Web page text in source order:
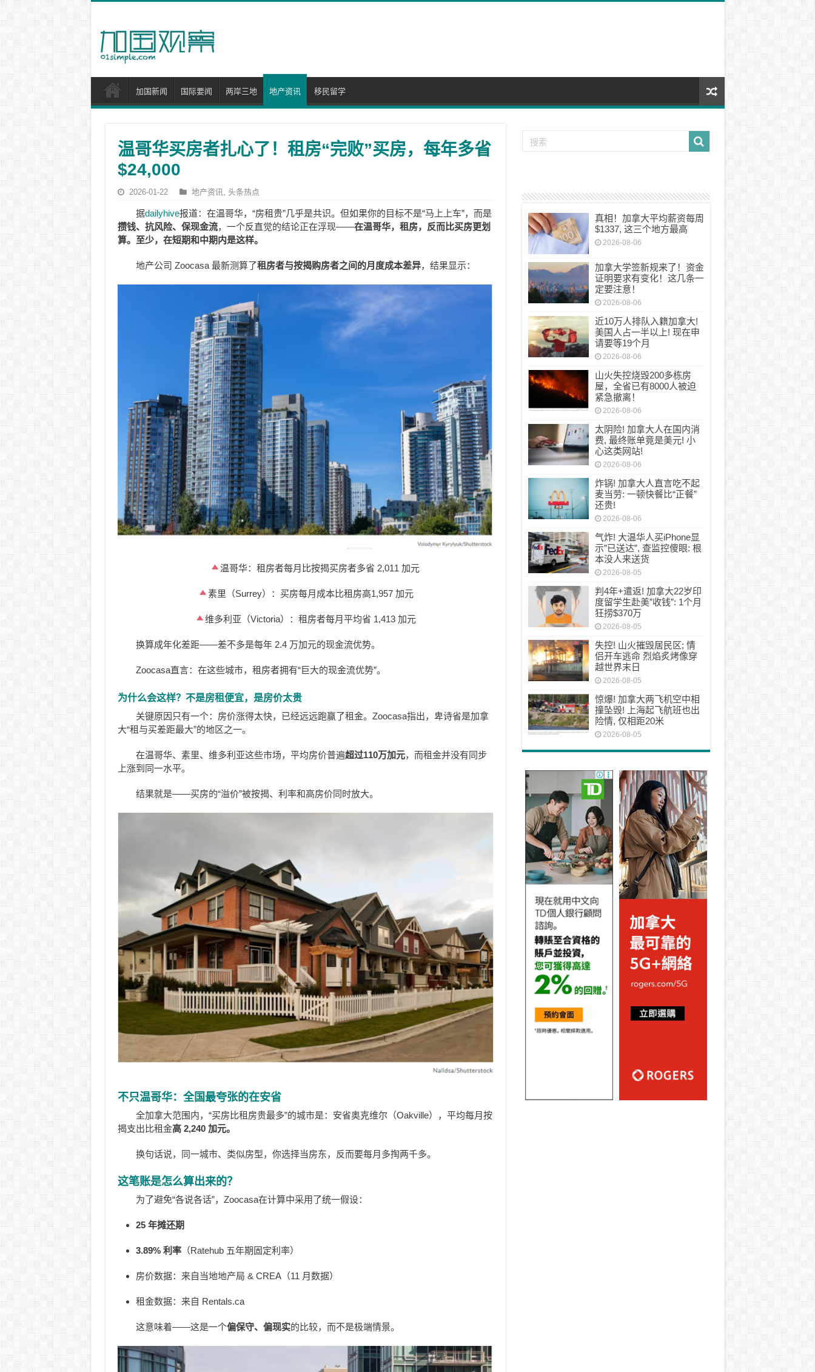
加国新闻 国际要闻 两岸三地 地产资讯 移民留学
温哥华买房者扎心了！租房“完败”买房，每年多省
$24,000
2026-01-22 地产资讯, 头条热点
据dailyhive报道：在温哥华，“房租贵”几乎是共识。但如果你的目标不是“马上上车”，而是
攒钱、抗风险、保现金流，一个反直觉的结论正在浮现——在温哥华，租房，反而比买房更划
算。至少，在短期和中期内是这样。
地产公司 Zoocasa 最新测算了租房者与按揭购房者之间的月度成本差异，结果显示：
温哥华：租房者每月比按揭买房者多省 2,011 加元
素里（Surrey）：买房每月成本比租房高1,957 加元
维多利亚（Victoria）：租房者每月平均省 1,413 加元
换算成年化差距——差不多是每年 2.4 万加元的现金流优势。
Zoocasa直言：在这些城市，租房者拥有“巨大的现金流优势”。
为什么会这样？不是房租便宜，是房价太贵
关键原因只有一个：房价涨得太快，已经远远跑赢了租金。Zoocasa指出，卑诗省是加拿
大“租与买差距最大”的地区之一。
在温哥华、素里、维多利亚这些市场，平均房价普遍超过110万加元，而租金并没有同步
上涨到同一水平。
结果就是——买房的“溢价”被按揭、利率和高房价同时放大。
不只温哥华：全国最夸张的在安省
全加拿大范围内，“买房比租房贵最多”的城市是：安省奥克维尔（Oakville），平均每月按
揭支出比租金高 2,240 加元。
换句话说，同一城市、类似房型，你选择当房东，反而要每月多掏两千多。
这笔账是怎么算出来的？
为了避免“各说各话”，Zoocasa在计算中采用了统一假设：
25 年摊还期
3.89% 利率（Ratehub 五年期固定利率）
房价数据：来自当地地产局 & CREA（11 月数据）
租金数据：来自 Rentals.ca
这意味着——这是一个偏保守、偏现实的比较，而不是极端情景。
真相！加拿大平均薪资每周
$1337, 这三个地方最高
2026-08-06
加拿大学签新规来了！资金
证明要求有变化！这几条一
定要注意！
2026-08-06
近10万人排队入籍加拿大!
美国人占一半以上! 现在申
请要等19个月
2026-08-06
山火失控烧毁200多栋房
屋，全省已有8000人被迫
紧急撤离！
2026-08-06
太阴险! 加拿大人在国内消
费, 最终账单竟是美元! 小
心这类网站!
2026-08-06
炸锅! 加拿大人直言吃不起
麦当劳: 一顿快餐比“正餐”
还贵!
2026-08-06
气炸! 大温华人买iPhone显
示”已送达”, 查监控傻眼: 根
本没人来送货
2026-08-05
判4年+遣返! 加拿大22岁印
度留学生赴美”收钱”: 1个月
狂捞$370万
2026-08-05
失控! 山火摧毁居民区; 情
侣开车逃命 烈焰炙烤像穿
越世界末日
2026-08-05
惊爆! 加拿大两飞机空中相
撞坠毁! 上海起飞航班也出
险情, 仅相距20米
2026-08-05